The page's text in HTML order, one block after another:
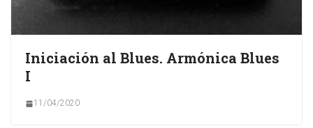
Iniciación al Blues. Armónica Blues
I
11/04/2020